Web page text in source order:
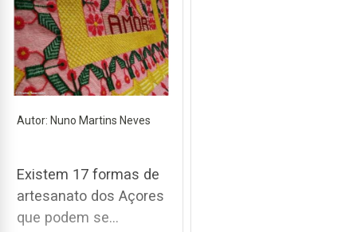
Autor: Nuno Martins Neves
Existem 17 formas de
artesanato dos Açores
que podem se